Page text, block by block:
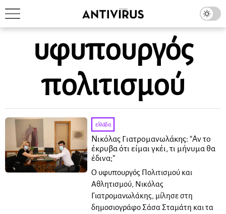
υφυπουργός
πολιτισμού
ελλάδα
Νικόλας Γιατρομανωλάκης: “Αν το
έκρυβα ότι είμαι γκέι, τι μήνυμα θα
έδινα;”
Ο υφυπουργός Πολιτισμού και
Αθλητισμού, Νικόλας
Γιατρομανωλάκης, μίλησε στη
δημοσιογράφο Σάσα Σταμάτη και τα